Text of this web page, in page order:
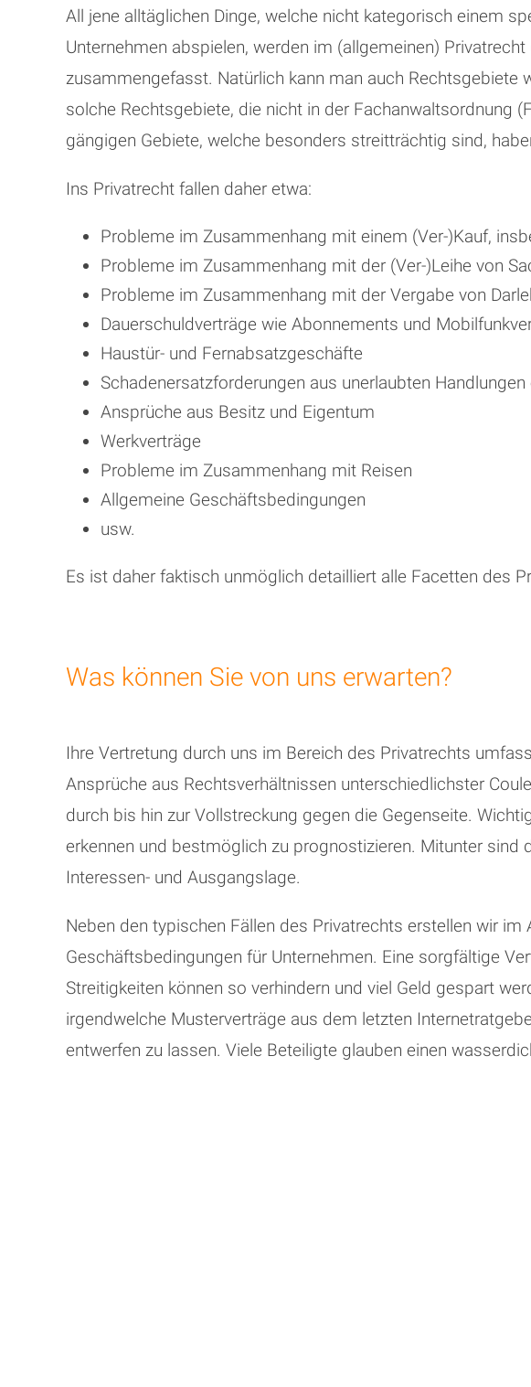
All jene alltäglichen Dinge, welche nicht kategorisch einem
Unternehmen abspielen, werden im (allgemeinen)
zusammengefasst. Natürlich kann man auch Rechtsgebiete
solche Rechtsgebiete, die nicht in der Fachanwaltsordnung
gängigen Gebiete, welche besonders streitträchtig sind,
Ins Privatrecht fallen daher etwa:
Probleme im Zusammenhang mit einem (Ver-)Kauf,
Probleme im Zusammenhang mit der (Ver-)Leihe von
Probleme im Zusammenhang mit der Vergabe von
Dauerschuldverträge wie Abonnements und
Haustür- und Fernabsatzgeschäfte
Schadenersatzforderungen aus unerlaubten
Ansprüche aus Besitz und Eigentum
Werkverträge
Probleme im Zusammenhang mit Reisen
Allgemeine Geschäftsbedingungen
usw.
Es ist daher faktisch unmöglich detailliert alle Facetten des
Was können Sie von uns erwarten?
Ihre Vertretung durch uns im Bereich des Privatrechts
Ansprüche aus Rechtsverhältnissen unterschiedlichster
durch bis hin zur Vollstreckung gegen die Gegenseite.
erkennen und bestmöglich zu prognostizieren. Mitunter
Interessen- und Ausgangslage.
Neben den typischen Fällen des Privatrechts erstellen wir
Geschäftsbedingungen für Unternehmen. Eine sorgfältige
Streitigkeiten können so verhindern und viel Geld gespart
irgendwelche Musterverträge aus dem letzten
entwerfen zu lassen. Viele Beteiligte glauben einen